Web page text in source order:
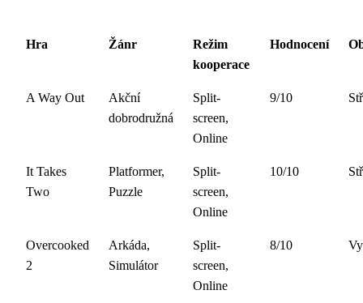
Hra Žánr
Režim
kooperace
Hodnocení
A Way Out
Akční
dobrodružná
Split-
screen,
Online
9/10
It Takes
Two
Platformer,
Puzzle
Split-
screen,
Online
10/10
Overcooked
2
Arkáda,
Simulátor
Split-
screen,
Online
8/10